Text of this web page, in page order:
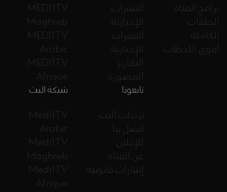
MEDI1TV
Maghreb
MEDI1TV
Arabic
MEDI1TV
Afrique
النشرات
الإخبارية
الفقرات
الإخبارية
التقارير
المصورة
برامج القناة
الحلقات
الكاملة
أقوى اللحظات
شبكة البث
Medi1TV
Arabic
Medi1TV
Maghreb
Medi1TV
Afrique
تابعونا
ترددات البث
اتصل بنا
للإعلان
عن القناة
إشارات قانونية